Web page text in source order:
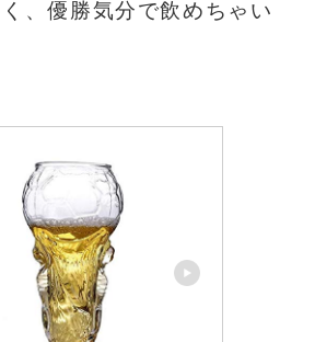
、優勝気分で飲めちゃい